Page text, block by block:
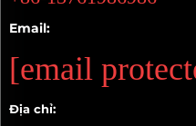
Email:
[email
Địa chỉ: